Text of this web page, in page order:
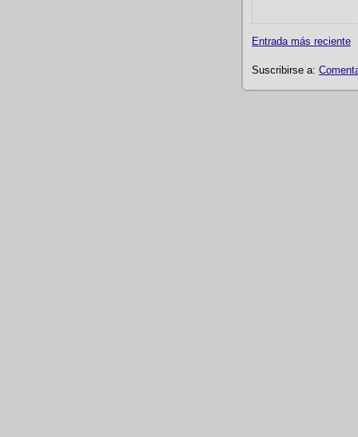
Entrada más reciente
Suscribirse a: